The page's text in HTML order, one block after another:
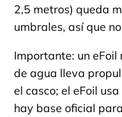
2,5 metros) queda
umbrales, así que
Importante: un eFoil
de agua lleva
el casco; el eFoil
hay base oficial